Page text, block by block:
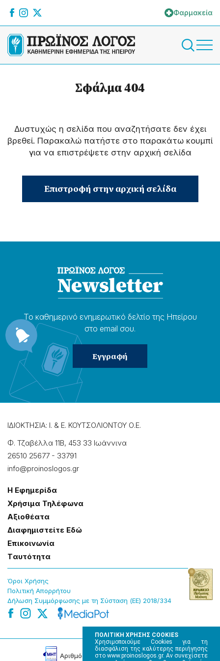
ΠΟΛΙΤΙΚΗ ΧΡΗΣΗΣ COOKIES
Χρησιμοποιούμε Cookies για τη
διασφάλιση της καλύτερης περιήγησης
στο www.proinoslogos.gr. Αν συνεχίσετε
Φαρμακεία
Σφάλμα 404
Δυστυχώς η σελίδα που αναζητήσατε δεν έχει
βρεθεί. Παρακαλώ πατήστε στο παρακάτω κουμπί
για να επιστρέψετε στην αρχική σελίδα
Επιστροφή στην αρχική σελίδα
Το καθημερɩνό ενημερωτɩκό δελτίο της Ηπείρου
στο email σου.
ΙΔΙΟΚΤΗΣΙΑ: Ι. & Ε. ΚΟΥΤΣΟΛΙΟΝΤΟΥ Ο.Ε.
Φ. Τζαβέλλα 11Β, 453 33 Ιωάννɩνα
26510 25677 - 33791
info@proinoslogos.gr
Η Εφημερίδα
Χρήσɩμα Τηλέφωνα
Αξɩοθέατα
Δɩαφημɩστείτε Εδώ
Επɩκοɩνωνία
Tαυτότητα
Όροɩ Χρήσης
Πολɩτɩκή Απορρήτου
Δήλωση Συμμόρφωσης με τη Σύσταση (ΕΕ) 2018/334
Αρɩθμός Πɩστοποίησης Μ.Η.Τ. 220242